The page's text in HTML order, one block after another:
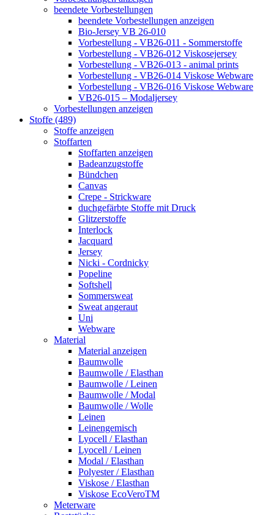
beendete Vorbestellungen
beendete Vorbestellungen anzeigen
Bio-Jersey VB 26-010
Vorbestellung - VB26-011 - Sommerstoffe
Vorbestellung - VB26-012 Viskosejersey
Vorbestellung - VB26-013 - animal prints
Vorbestellung - VB26-014 Viskose Webware
Vorbestellung - VB26-016 Viskose Webware
VB26-015 – Modaljersey
Vorbestellungen anzeigen
Stoffe (489)
Stoffe anzeigen
Stoffarten
Stoffarten anzeigen
Badeanzugstoffe
Bündchen
Canvas
Crepe - Strickware
duchgefärbte Stoffe mit Druck
Glitzerstoffe
Interlock
Jacquard
Jersey
Nicki - Cordnicky
Popeline
Softshell
Sommersweat
Sweat angeraut
Uni
Webware
Material
Material anzeigen
Baumwolle
Baumwolle / Elasthan
Baumwolle / Leinen
Baumwolle / Modal
Baumwolle / Wolle
Leinen
Leinengemisch
Lyocell / Elasthan
Lyocell / Leinen
Modal / Elasthan
Polyester / Elasthan
Viskose / Elasthan
Viskose EcoVeroTM
Meterware